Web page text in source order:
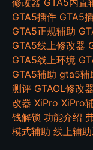
GTA5插件 GTA5
GTA5正规辅助
GTA5线上修改器
GTA5线上环境
GTA5辅助 gta5辅
测评 GTAOL修改器
改器 XiPro XiPro
钱解锁 功能介绍
模式辅助 线上辅